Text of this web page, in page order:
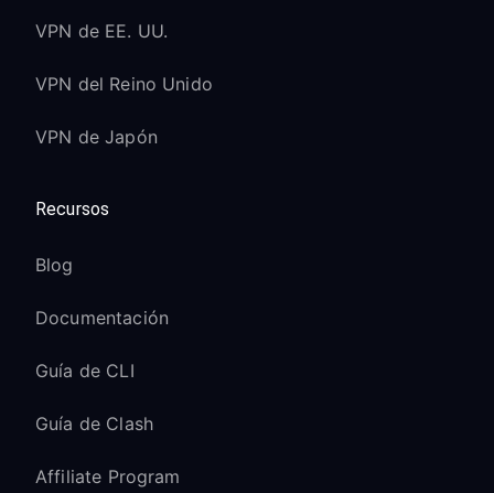
VPN de EE. UU.
VPN del Reino Unido
VPN de Japón
Recursos
Blog
Documentación
Guía de CLI
Guía de Clash
Affiliate Program